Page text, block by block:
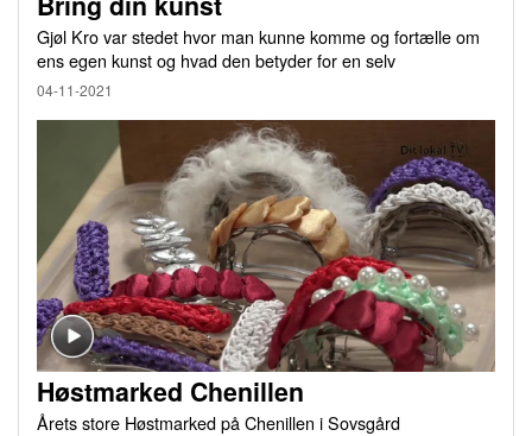
Gjøl Kro var stedet hvor man kunne komme og fortælle om
ens egen kunst og hvad den betyder for en selv
04-11-2021
Høstmarked Chenillen
Årets store Høstmarked på Chenillen i Sovsgård